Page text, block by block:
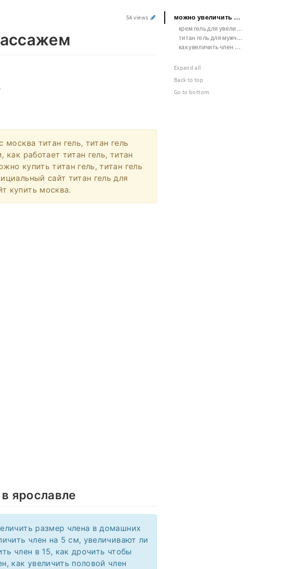
54 views
москва титан гель, титан гель
работает титан гель, титан
купить титан гель, титан гель
сайт титан гель для
купить москва.
ярославле
размер члена в домашних
член на 5 см, увеличивают ли
член в 15, как дрочить чтобы
как увеличить половой член
можно увеличить член массажем
крем гель для увеличения члена в ярославле
титан гель для мужчин купить в минске
как увеличить член подростку
Expand all
Back to top
Go to bottom